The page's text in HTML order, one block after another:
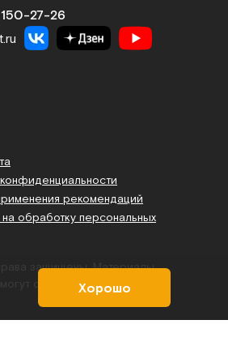
рекомендаций
обработку персональных
защищены.Материалы,
служить основанием для
Хорошо